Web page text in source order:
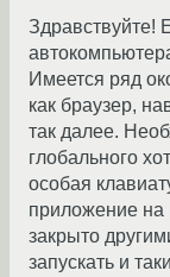
Здравствуйте!
Имеется ряд
как браузер,
так далее.
глобального
особая
приложение на
закрыто
запускать и